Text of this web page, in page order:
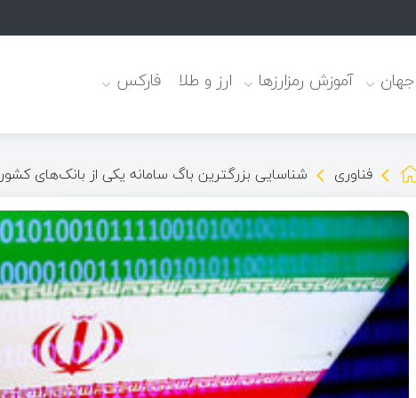
جهان آموزش رمزارزها ارز و طلا فارکس
فناوری شناسایی بزرگترین باگ سامانه یکی از بانک‌های کشور